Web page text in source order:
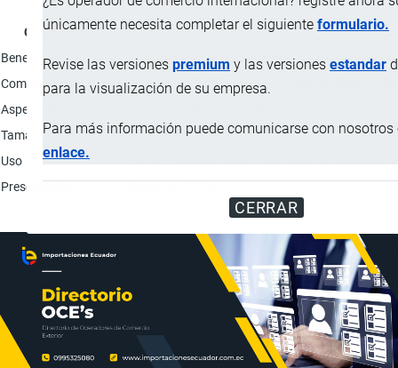
únicamente necesita completar el siguiente formulario.
Revise las versiones premium y las versiones estandar
para la visualización de su empresa.
Para más información puede comunicarse con nosotros
enlace.
CERRAR
Característica
Beneficios
Las vitaminas incluidas, como la biotina, la
Composición
Ácido fólico 0,051%; Biotina 2,85%; Carbonato
Aspecto físico
Tamaño de la partícula50 - 100 µm
Uso
Presentación